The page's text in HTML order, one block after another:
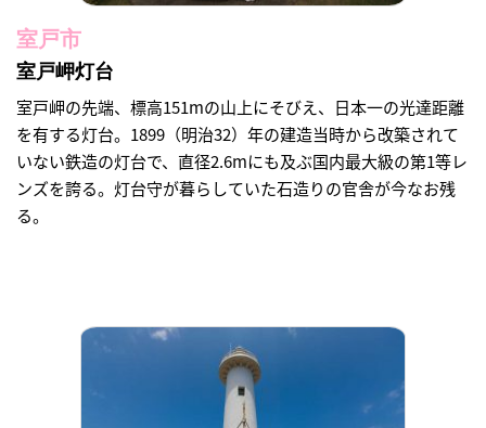
室戸市
室戸岬灯台
室戸岬の先端、標高151mの山上にそびえ、日本一の光達距離
を有する灯台。1899（明治32）年の建造当時から改築されて
いない鉄造の灯台で、直径2.6mにも及ぶ国内最大級の第1等レ
ンズを誇る。灯台守が暮らしていた石造りの官舎が今なお残
る。